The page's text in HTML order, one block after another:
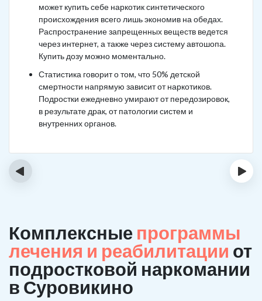
может купить себе наркотик синтетического
происхождения всего лишь экономив на обедах.
Распространение запрещенных веществ ведется
через интернет, а также через систему автошопа.
Купить дозу можно моментально.
Статистика говорит о том, что 50% детской
смертности напрямую зависит от наркотиков.
Подростки ежедневно умирают от передозировок,
в результате драк, от патологии систем и
внутренних органов.
‹ ›
Комплексные программы
лечения и реабилитации от
подростковой наркомании
в Суровикино